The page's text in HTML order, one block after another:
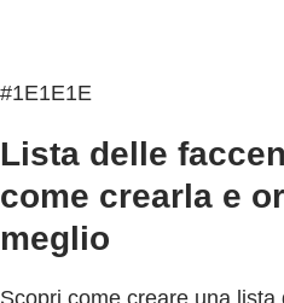
#1E1E1E
Lista delle
come crearla e
meglio
Scopri come creare una